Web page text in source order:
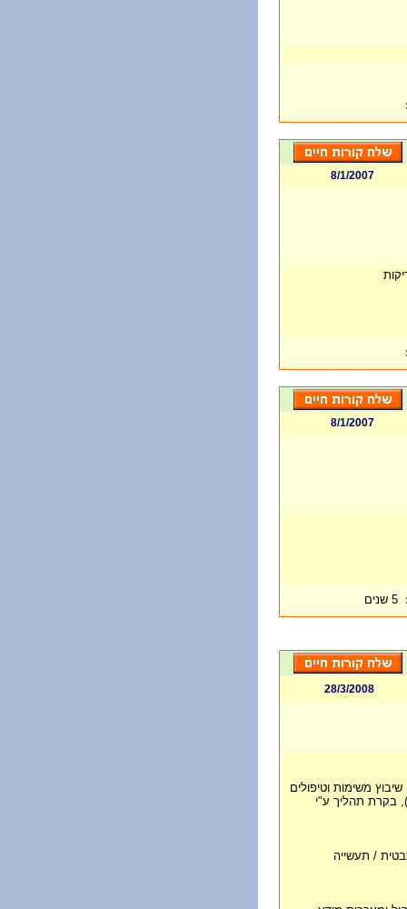
:
8/1/2007
:
8/1/2007
: 5 שנים
28/3/2008
שיבוץ משימות וטיפולים
בקרת תהליך ע"י
/ תעשייה